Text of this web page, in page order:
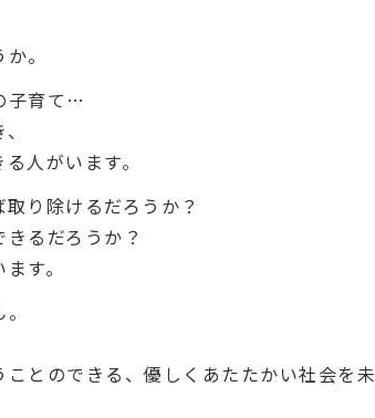
。
子育て…
人がいます。
り除けるだろうか？
るだろうか？
す。
とのできる、優しくあたたかい社会を未